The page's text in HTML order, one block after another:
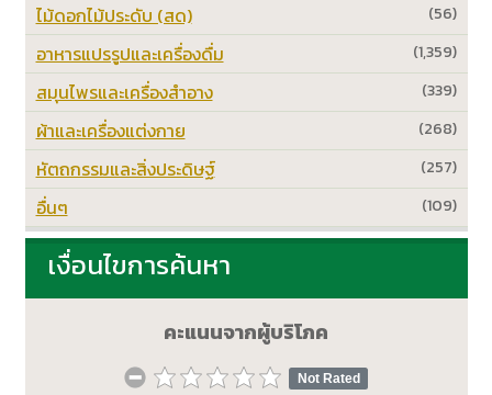
(56)
ไม้ดอกไม้ประดับ (สด)
(1,359)
อาหารแปรรูปและเครื่องดื่ม
(339)
สมุนไพรและเครื่องสำอาง
(268)
ผ้าและเครื่องแต่งกาย
(257)
หัตถกรรมและสิ่งประดิษฐ์
(109)
อื่นๆ
เงื่อนไขการค้นหา
คะแนนจากผู้บริโภค
Not Rated